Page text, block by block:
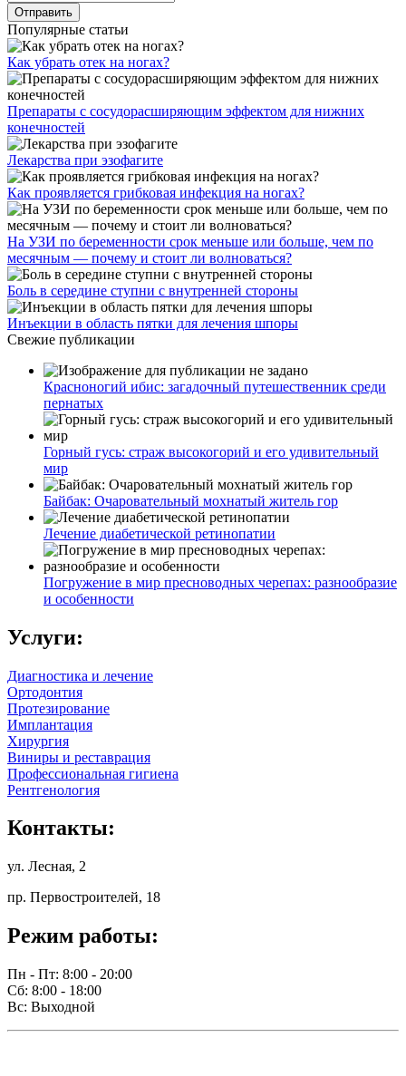
Популярные статьи
Как убрать отек на ногах?
Препараты с сосудорасширяющим эффектом для нижних
конечностей
Лекарства при эзофагите
Как проявляется грибковая инфекция на ногах?
На УЗИ по беременности срок меньше или больше, чем по
месячным — почему и стоит ли волноваться?
Боль в середине ступни с внутренней стороны
Инъекции в область пятки для лечения шпоры
Свежие публикации
Красноногий ибис: загадочный путешественник среди
пернатых
Горный гусь: страж высокогорий и его удивительный
мир
Байбак: Очаровательный мохнатый житель гор
Лечение диабетической ретинопатии
Погружение в мир пресноводных черепах: разнообразие
и особенности
Услуги:
Диагностика и лечение
Ортодонтия
Протезирование
Имплантация
Хирургия
Виниры и реставрация
Профессиональная гигиена
Рентгенология
Контакты:
ул. Лесная, 2
пр. Первостроителей, 18
Режим работы:
Пн - Пт: 8:00 - 20:00
Сб: 8:00 - 18:00
Вс: Выходной